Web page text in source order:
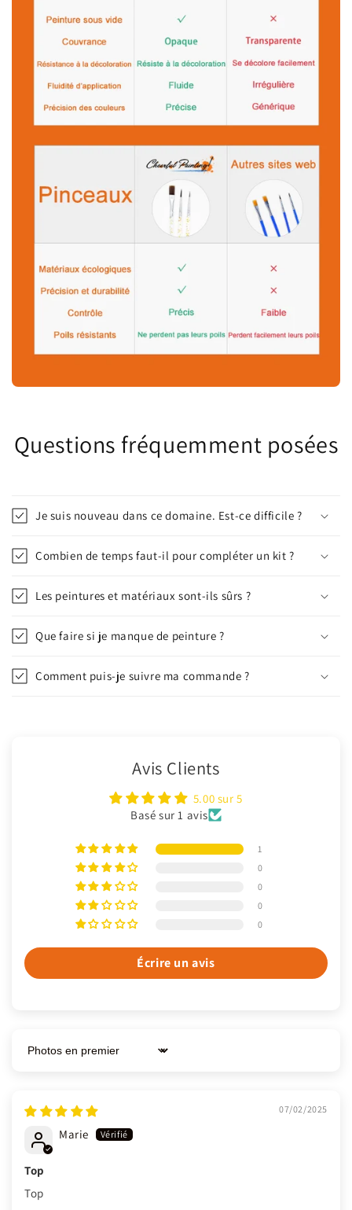
Questions fréquemment posées
Je suis nouveau dans ce domaine. Est-ce difficile ?
Combien de temps faut-il pour compléter un kit ?
Les peintures et matériaux sont-ils sûrs ?
Que faire si je manque de peinture ?
Comment puis-je suivre ma commande ?
Avis Clients
5.00 sur 5
Basé sur 1 avis
1
0
0
0
0
Écrire un avis
Sort by
07/02/2025
Marie
Top
Top